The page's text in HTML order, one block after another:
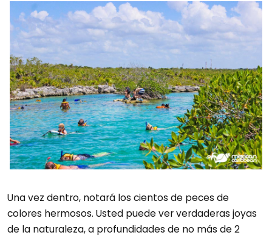
Una vez dentro, notará los cientos de peces de
colores hermosos. Usted puede ver verdaderas joyas
de la naturaleza, a profundidades de no más de 2